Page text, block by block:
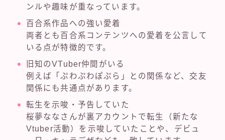
ンルや趣味が重なっています。
百合系作品への強い愛着
両者とも百合系コンテンツへの愛着を公言して
いる点が特徴的です。
旧知のVTuber仲間がいる
例えば「ぷわぷわぽぷら」との関係など、交友
関係にも共通点があります。
転生を示唆・予告していた
桜夢ななさんが裏アカウントで転生（新たな
Vtuber活動）を示唆していたことや、デビュ